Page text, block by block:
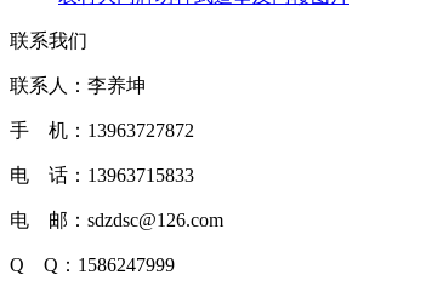
联系我们
联系人：李养坤
手 机：13963727872
电 话：13963715833
电 邮：sdzdsc@126.com
Q Q：1586247999